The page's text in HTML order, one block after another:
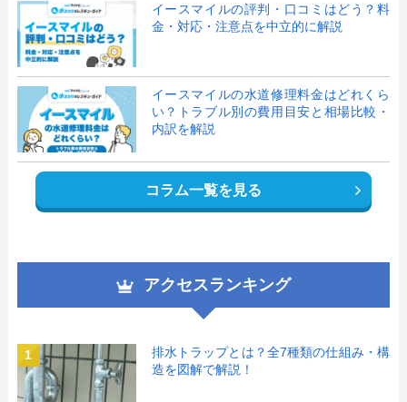
イースマイルの評判・口コミはどう？料
金・対応・注意点を中立的に解説
イースマイルの水道修理料金はどれくら
い？トラブル別の費用目安と相場比較・
内訳を解説
コラム一覧を見る
アクセスランキング
1
排水トラップとは？全7種類の仕組み・構
造を図解で解説！